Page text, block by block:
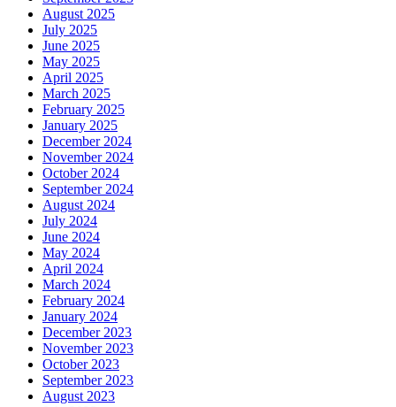
August 2025
July 2025
June 2025
May 2025
April 2025
March 2025
February 2025
January 2025
December 2024
November 2024
October 2024
September 2024
August 2024
July 2024
June 2024
May 2024
April 2024
March 2024
February 2024
January 2024
December 2023
November 2023
October 2023
September 2023
August 2023